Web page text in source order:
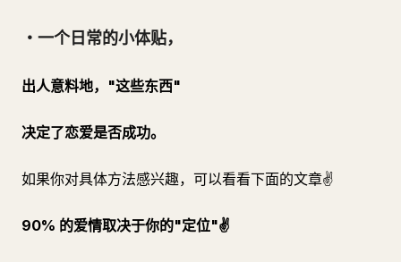
・一个日常的小体贴，
出人意料地，"这些东西"
决定了恋爱是否成功。
如果你对具体方法感兴趣，可以看看下面的文章✌️
90% 的爱情取决于你的"定位"✌️